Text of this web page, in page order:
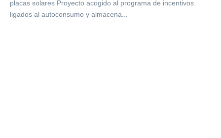
placas solares Proyecto acogido al programa de incentivos
ligados al autoconsumo y almacena...